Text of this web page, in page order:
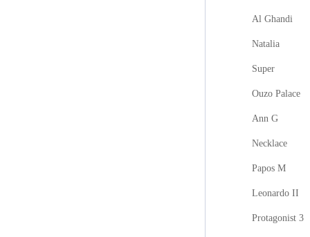
Al Ghandi
Natalia
Super
Ouzo Palace
Ann G
Necklace
Papos M
Leonardo II
Protagonist 3